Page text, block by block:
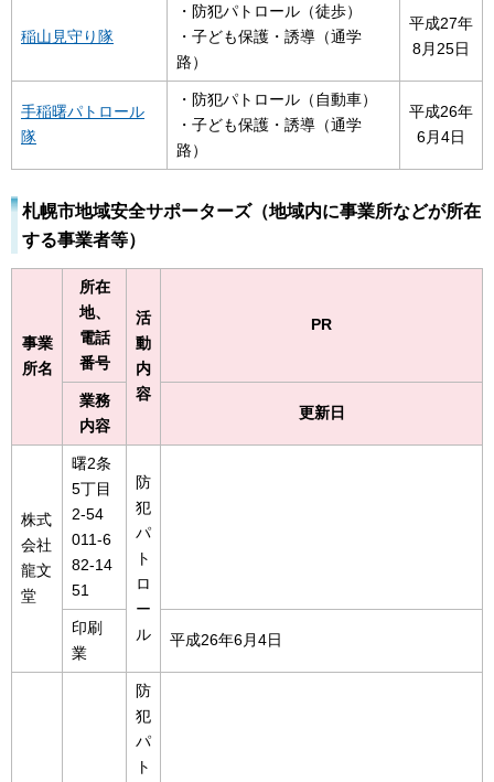
稲山見守り隊
・防犯パトロール（徒歩）
・子ども保護・誘導（通学
路）
平成27年
8月25日
手稲曙パトロール
隊
・防犯パトロール（自動車）
・子ども保護・誘導（通学
路）
平成26年
6月4日
札幌市地域安全サポーターズ（地域内に事業所などが所在
する事業者等）
事業
所名
所在
地、
電話
番号
活
動
内
容
PR
業務
内容
更新日
株式
会社
龍文
堂
曙2条
5丁目
2-54
011-6
82-14
51
防
犯
パ
ト
ロ
ー
ル
印刷
業
平成26年6月4日
防
犯
パ
ト